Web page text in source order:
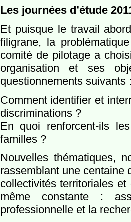
Les journées d’étude
Et puisque le travail
filigrane, la
comité de pilotage a
organisation et ses
questionnements suivants
Comment identifier et
discriminations ?
En quoi renforcent-ils
familles ?
Nouvelles thématiques,
rassemblant une centaine
collectivités territoriales
même constante :
professionnelle et la